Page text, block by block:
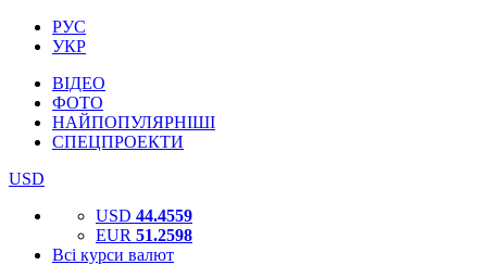
РУС
УКР
ВІДЕО
ФОТО
НАЙПОПУЛЯРНІШІ
СПЕЦПРОЕКТИ
USD
USD 44.4559
EUR 51.2598
Всі курси валют